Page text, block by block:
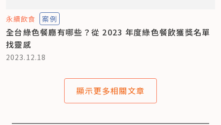
永續飲食 案例
全台綠色餐廳有哪些？從 2023 年度綠色餐飲獲獎名單
找靈感
2023.12.18
顯示更多相關文章